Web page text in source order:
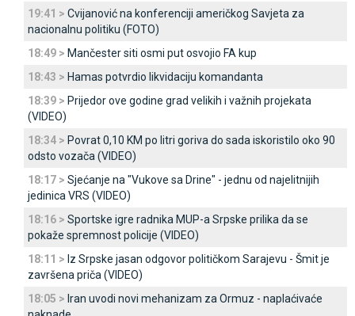
19:41 > Cvijanović na konferenciji američkog Savjeta za
nacionalnu politiku (FOTO)
18:49 > Mančester siti osmi put osvojio FA kup
18:43 > Hamas potvrdio likvidaciju komandanta
18:39 > Prijedor ove godine grad velikih i važnih projekata
(VIDEO)
18:34 > Povrat 0,10 KM po litri goriva do sada iskoristilo oko 90
odsto vozača (VIDEO)
18:17 > Sjećanje na "Vukove sa Drine" - jednu od najelitnijih
jedinica VRS (VIDEO)
18:16 > Sportske igre radnika MUP-a Srpske prilika da se
pokaže spremnost policije (VIDEO)
18:11 > Iz Srpske jasan odgovor političkom Sarajevu - Šmit je
završena priča (VIDEO)
18:05 > Iran uvodi novi mehanizam za Ormuz - naplaćivaće